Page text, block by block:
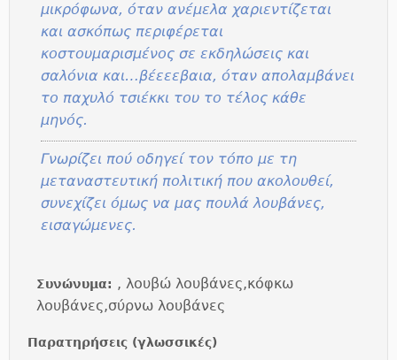
μικρόφωνα, όταν ανέμελα χαριεντίζεται
και ασκόπως περιφέρεται
κοστουμαρισμένος σε εκδηλώσεις και
σαλόνια και…βέεεεβαια, όταν απολαμβάνει
το παχυλό τσιέκκι του το τέλος κάθε
μηνός.
Γνωρίζει πού οδηγεί τον τόπο με τη
μεταναστευτική πολιτική που ακολουθεί,
συνεχίζει όμως να μας πουλά λουβάνες,
εισαγώμενες.
Συνώνυμα: , λουβώ λουβάνες,κόφκω
λουβάνες,σύρνω λουβάνες
Παρατηρήσεις (γλωσσικές)